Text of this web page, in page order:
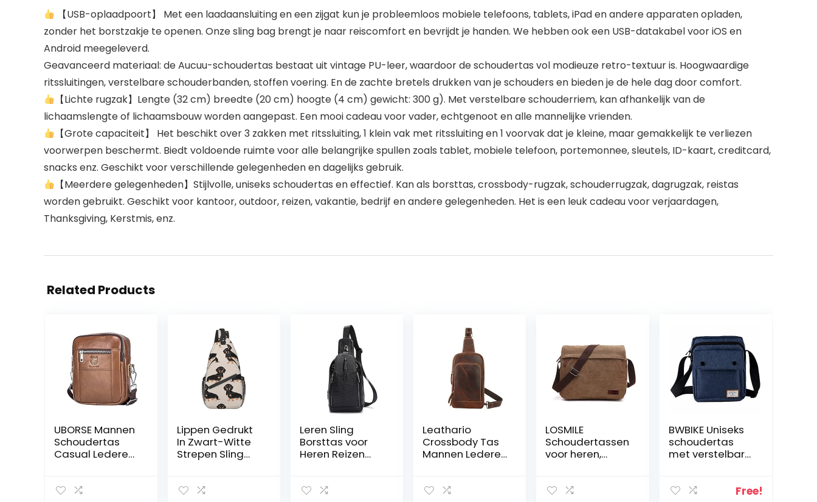
【USB-oplaadpoort】 Met een laadaansluiting en een zijgat kun je probleemloos mobiele telefoons, tablets, iPad en andere apparaten opladen,
zonder het borstzakje te openen. Onze sling bag brengt je naar reiscomfort en bevrijdt je handen. We hebben ook een USB-datakabel voor iOS en
Android meegeleverd.
Geavanceerd materiaal: de Aucuu-schoudertas bestaat uit vintage PU-leer, waardoor de schoudertas vol modieuze retro-textuur is. Hoogwaardige
ritssluitingen, verstelbare schouderbanden, stoffen voering. En de zachte bretels drukken van je schouders en bieden je de hele dag door comfort.
【Lichte rugzak】Lengte (32 cm) breedte (20 cm) hoogte (4 cm) gewicht: 300 g). Met verstelbare schouderriem, kan afhankelijk van de
lichaamslengte of lichaamsbouw worden aangepast. Een mooi cadeau voor vader, echtgenoot en alle mannelijke vrienden.
【Grote capaciteit】 Het beschikt over 3 zakken met ritssluiting, 1 klein vak met ritssluiting en 1 voorvak dat je kleine, maar gemakkelijk te verliezen
voorwerpen beschermt. Biedt voldoende ruimte voor alle belangrijke spullen zoals tablet, mobiele telefoon, portemonnee, sleutels, ID-kaart, creditcard,
snacks enz. Geschikt voor verschillende gelegenheden en dagelijks gebruik.
【Meerdere gelegenheden】Stijlvolle, uniseks schoudertas en effectief. Kan als borsttas, crossbody-rugzak, schouderrugzak, dagrugzak, reistas
worden gebruikt. Geschikt voor kantoor, outdoor, reizen, vakantie, bedrijf en andere gelegenheden. Het is een leuk cadeau voor verjaardagen,
Thanksgiving, Kerstmis, enz.
Related Products
UBORSE Mannen
Schoudertas
Casual Lederen
Crossbody Pack
Lippen Gedrukt
In Zwart-Witte
Strepen Sling
Schoudertas
Leren Sling
Borsttas voor
Heren Reizen
Camping
Leathario
Crossbody Tas
Mannen Lederen
Vintage
LOSMILE
Schoudertassen
voor heren,
laptoptas,
BWBIKE Uniseks
schoudertas
met verstelbare
met ritssluiting,Free!